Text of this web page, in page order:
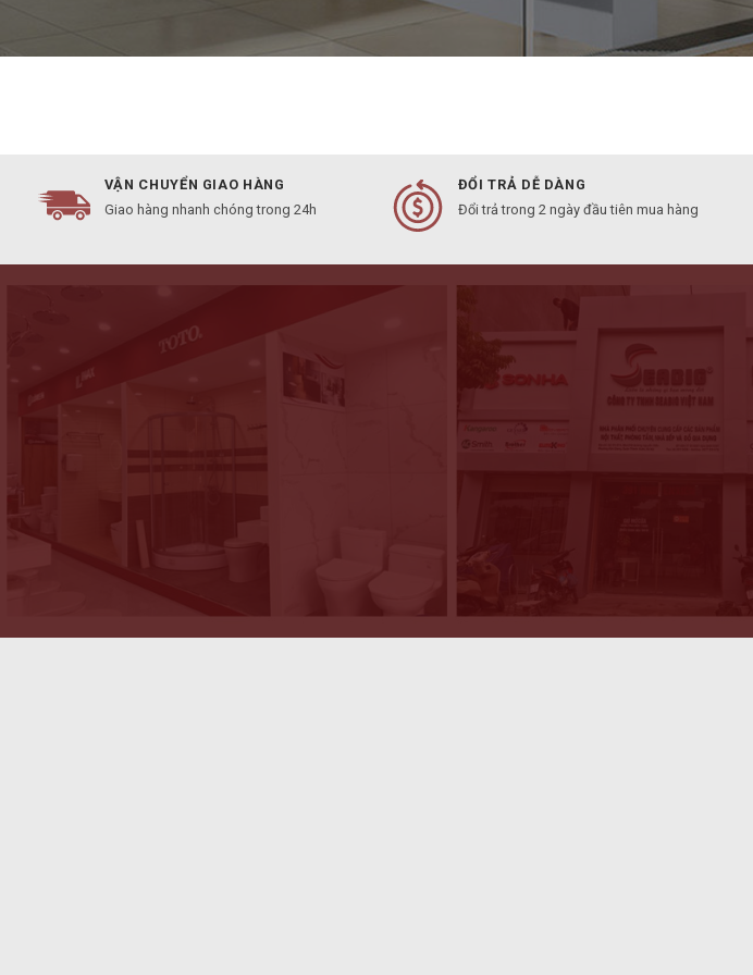
VẬN CHUYỂN GIAO HÀNG
Giao hàng nhanh chóng trong 24h
ĐỔI TRẢ DỄ DÀNG
Đổi trả trong 2 ngày đầu tiên mua hàng